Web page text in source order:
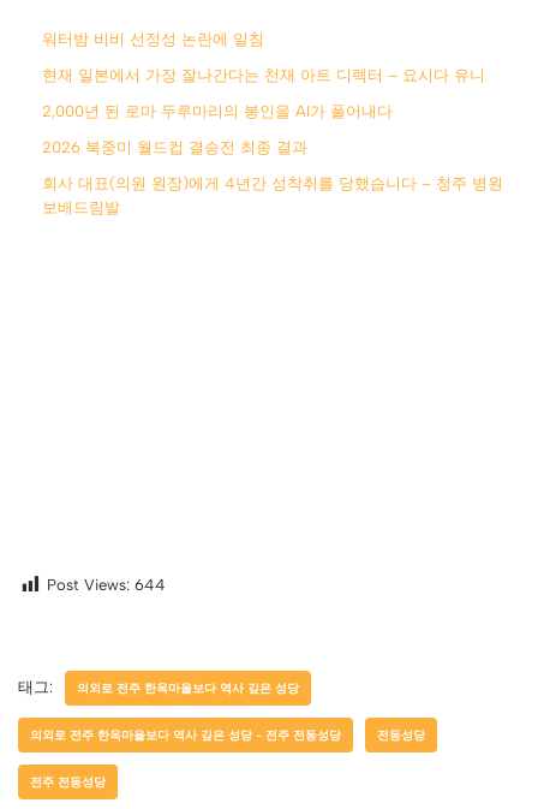
워터밤 비비 선정성 논란에 일침
현재 일본에서 가장 잘나간다는 천재 아트 디렉터 – 요시다 유니
2,000년 된 로마 두루마리의 봉인을 AI가 풀어내다
2026 북중미 월드컵 결승전 최종 결과
회사 대표(의원 원장)에게 4년간 성착취를 당했습니다 – 청주 병원
보배드림발
Post Views: 644
태그: 의외로 전주 한옥마을보다 역사 깊은 성당
의외로 전주 한옥마을보다 역사 깊은 성당 - 전주 전동성당 전동성당
전주 전동성당